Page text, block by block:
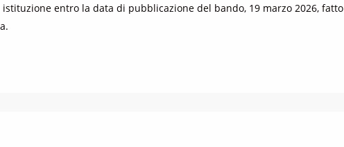
entro la data di pubblicazione del bando, 19 marzo 2026, fatto